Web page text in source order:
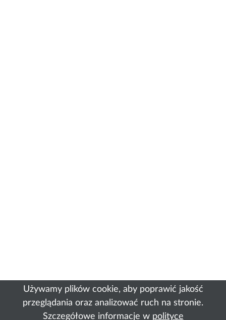
Używamy plików cookie, aby poprawić jakość
przeglądania oraz analizować ruch na stronie.
Szczegółowe informacje w polityce